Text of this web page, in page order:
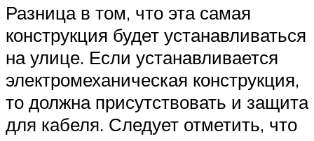
Разница в том, что эта самая
конструкция будет устанавливаться
на улице. Если устанавливается
электромеханическая конструкция,
то должна присутствовать и защита
для кабеля. Следует отметить, что